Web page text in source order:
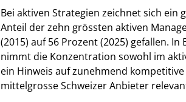
Bei aktiven Strategien zeichnet sich ein
Anteil der zehn grössten aktiven
(2015) auf 56 Prozent (2025) gefallen.
nimmt die Konzentration sowohl im
ein Hinweis auf zunehmend
mittelgrosse Schweizer Anbieter